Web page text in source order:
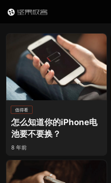
值得看
怎么知道你的iPhone电
池要不要换？
8 年前